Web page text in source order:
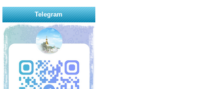
Telegram